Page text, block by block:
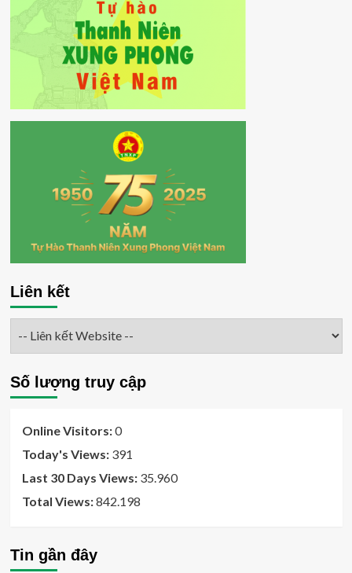
Liên kết
Số lượng truy cập
Online Visitors:0
Today's Views: 391
Last 30 Days Views: 35.960
Total Views:842.198
Tin gần đây